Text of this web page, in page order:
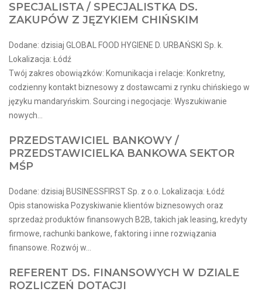
SPECJALISTA / SPECJALISTKA DS.
ZAKUPÓW Z JĘZYKIEM CHIŃSKIM
Dodane: dzisiaj GLOBAL FOOD HYGIENE D. URBAŃSKI Sp. k.
Lokalizacja: Łódź
Twój zakres obowiązków: Komunikacja i relacje: Konkretny,
codzienny kontakt biznesowy z dostawcami z rynku chińskiego w
języku mandaryńskim. Sourcing i negocjacje: Wyszukiwanie
nowych...
PRZEDSTAWICIEL BANKOWY /
PRZEDSTAWICIELKA BANKOWA SEKTOR
MŚP
Dodane: dzisiaj BUSINESSFIRST Sp. z o.o. Lokalizacja: Łódź
Opis stanowiska Pozyskiwanie klientów biznesowych oraz
sprzedaż produktów finansowych B2B, takich jak leasing, kredyty
firmowe, rachunki bankowe, faktoring i inne rozwiązania
finansowe. Rozwój w...
REFERENT DS. FINANSOWYCH W DZIALE
ROZLICZEŃ DOTACJI